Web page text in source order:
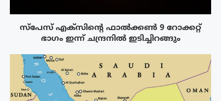
സ്‌പേസ് എക്‌സിൻ്റെ ഫാൽക്കൺ 9 റോക്കറ്റ്
ഭാഗം ഇന്ന് ചന്ദ്രനിൽ ഇടിച്ചിറങ്ങും